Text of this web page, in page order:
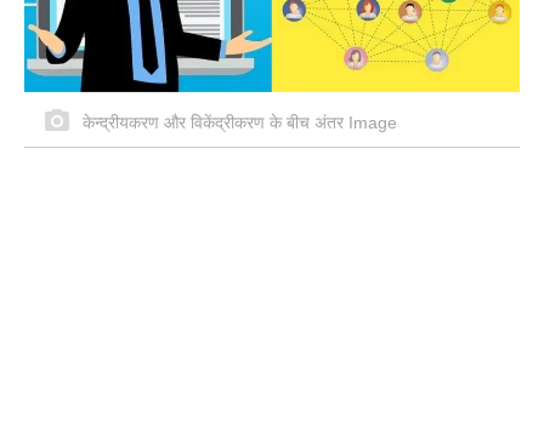
केन्द्रीयकरण और विकेंद्रीकरण के बीच अंतर Image